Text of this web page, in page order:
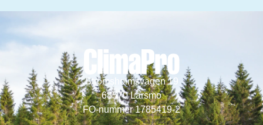
Strömsholmsvägen 19
68570 Larsmo
FO-nummer 1785419-2